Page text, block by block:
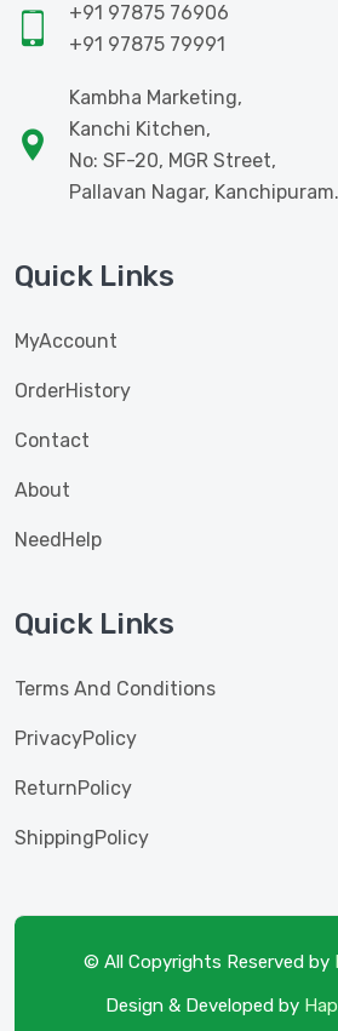
+91 97875 76906
+91 97875 79991
Kambha Marketing,
Kanchi Kitchen,
No: SF-20, MGR Street,
Pallavan Nagar, Kanchipuram.
Quick Links
MyAccount
OrderHistory
Contact
About
NeedHelp
Quick Links
Terms And Conditions
PrivacyPolicy
ReturnPolicy
ShippingPolicy
© All Copyrights Reserved by
Design & Developed by